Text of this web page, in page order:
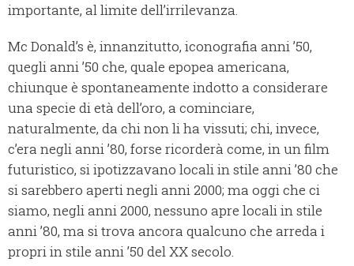
importante, al limite dell’irrilevanza.
Mc Donald’s è, innanzitutto, iconografia anni ’50,
quegli anni ’50 che, quale epopea americana,
chiunque è spontaneamente indotto a considerare
una specie di età dell’oro, a cominciare,
naturalmente, da chi non li ha vissuti; chi, invece,
c’era negli anni ’80, forse ricorderà come, in un film
futuristico, si ipotizzavano locali in stile anni ’80 che
si sarebbero aperti negli anni 2000; ma oggi che ci
siamo, negli anni 2000, nessuno apre locali in stile
anni ’80, ma si trova ancora qualcuno che arreda i
propri in stile anni ’50 del XX secolo.